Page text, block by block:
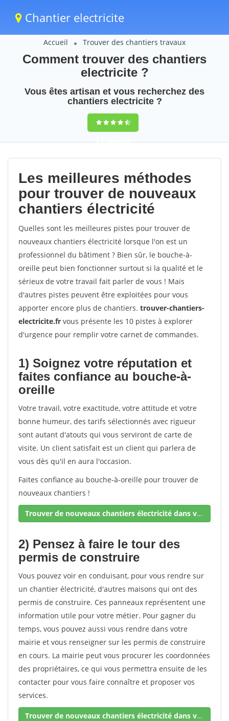
Chantier electricite
Accueil Trouver des chantiers travaux
Comment trouver des chantiers
electricite ?
Vous êtes artisan et vous recherchez des
chantiers electricite ?
9,5(100%)59
votes
Les meilleures méthodes
pour trouver de nouveaux
chantiers électricité
Quelles sont les meilleures pistes pour trouver de
nouveaux chantiers électricité lorsque l'on est un
professionnel du bâtiment ? Bien sûr, le bouche-à-
oreille peut bien fonctionner surtout si la qualité et le
sérieux de votre travail fait parler de vous ! Mais
d'autres pistes peuvent être exploitées pour vous
apporter encore plus de chantiers. trouver-chantiers-
electricite.fr vous présente les 10 pistes à explorer
d'urgence pour remplir votre carnet de commandes.
1) Soignez votre réputation et
faites confiance au bouche-à-
oreille
Votre travail, votre exactitude, votre attitude et votre
bonne humeur, des tarifs sélectionnés avec rigueur
sont autant d'atouts qui vous serviront de carte de
visite. Un client satisfait est un client qui parlera de
vous dès qu'il en aura l'occasion.
Faites confiance au bouche-à-oreille pour trouver de
nouveaux chantiers !
Trouver de nouveaux chantiers électricité dans votre secteur !
2) Pensez à faire le tour des
permis de construire
Vous pouvez voir en conduisant, pour vous rendre sur
un chantier électricité, d'autres maisons qui ont des
permis de construire. Ces panneaux représentent une
information utile pour votre métier. Pour gagner du
temps, vous pouvez aussi vous rendre dans votre
mairie et vous renseigner sur les permis de construire
en cours. La mairie peut vous procurer les coordonnées
des propriétaires, ce qui vous permettra ensuite de les
contacter pour vous faire connaître et proposer vos
services.
Trouver de nouveaux chantiers électricité dans votre secteur !